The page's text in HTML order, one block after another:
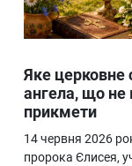
Людина
Ukraine
Про нас
Яке церковне
ангела, що не
прикмети
14 червня 2026
пророка Єлисея,